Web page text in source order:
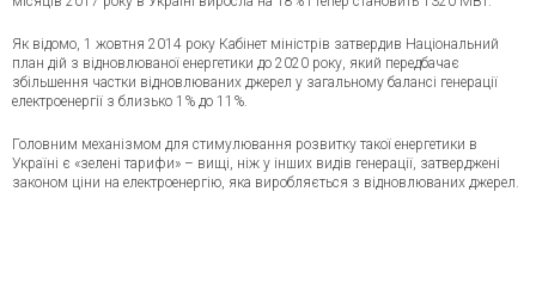
Як відомо, 1 жовтня 2014 року Кабінет міністрів затвердив Національний
план дій з відновлюваної енергетики до 2020 року, який передбачає
збільшення частки відновлюваних джерел у загальному балансі генерації
електроенергії з близько 1% до 11%.
Головним механізмом для стимулювання розвитку такої енергетики в
Україні є «зелені тарифи» – вищі, ніж у інших видів генерації, затверджені
законом ціни на електроенергію, яка виробляється з відновлюваних джерел.